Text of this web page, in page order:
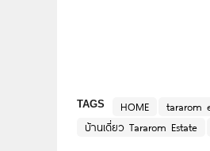
TAGS HOME tararom
บ้านเดี่ยว Tararom Estate